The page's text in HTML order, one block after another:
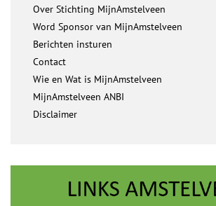
Over Stichting MijnAmstelveen
Word Sponsor van MijnAmstelveen
Berichten insturen
Contact
Wie en Wat is MijnAmstelveen
MijnAmstelveen ANBI
Disclaimer